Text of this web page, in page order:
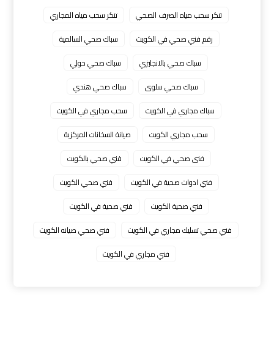
تنكر سحب مياه الصرف الصحي
تنكر سحب مياه المجاري
رقم فني صحي في الكويت
سباك صحي السالمية
سباك صحي بالانجليزي
سباك صحي حولي
سباك صحي سلوى
سباك صحي هندي
سباك مجاري في الكويت
سحب مجاري في الكويت
سحب مجاري الكويت
صيانة السخانات المركزية
فنى صحي في الكويت
فني صحي بالكويت
فني ادوات صحية في الكويت
فني صحي الكويت
فني صحية الكويت
فني صحية في الكويت
فني صحي تسليك مجاري في الكويت
فني صحي صيانه الكويت
فني مجاري في الكويت